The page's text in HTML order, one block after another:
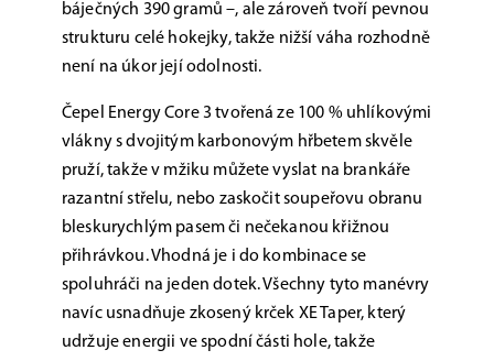
báječných 390 gramů –, ale zároveň tvoří pevnou
strukturu celé hokejky, takže nižší váha rozhodně
není na úkor její odolnosti.
Čepel Energy Core 3 tvořená ze 100 % uhlíkovými
vlákny s dvojitým karbonovým hřbetem skvěle
pruží, takže v mžiku můžete vyslat na brankáře
razantní střelu, nebo zaskočit soupeřovu obranu
bleskurychlým pasem či nečekanou křižnou
přihrávkou. Vhodná je i do kombinace se
spoluhráči na jeden dotek. Všechny tyto manévry
navíc usnadňuje zkosený krček XE Taper, který
udržuje energii ve spodní části hole, takže